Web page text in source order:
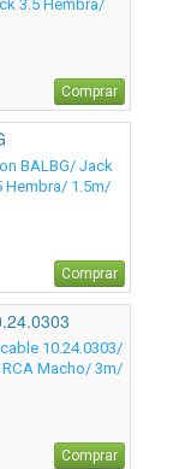
3.5 Hembra/
Comprar
BALBG/ Jack
Hembra/ 1.5m/
Comprar
10.24.0303/
Macho/ 3m/
Comprar